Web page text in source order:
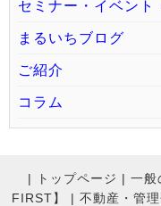
セミナー・イベント
まるいちブログ
ご紹介
コラム
| トップページ | 一般
FIRST】
| 不動産・管